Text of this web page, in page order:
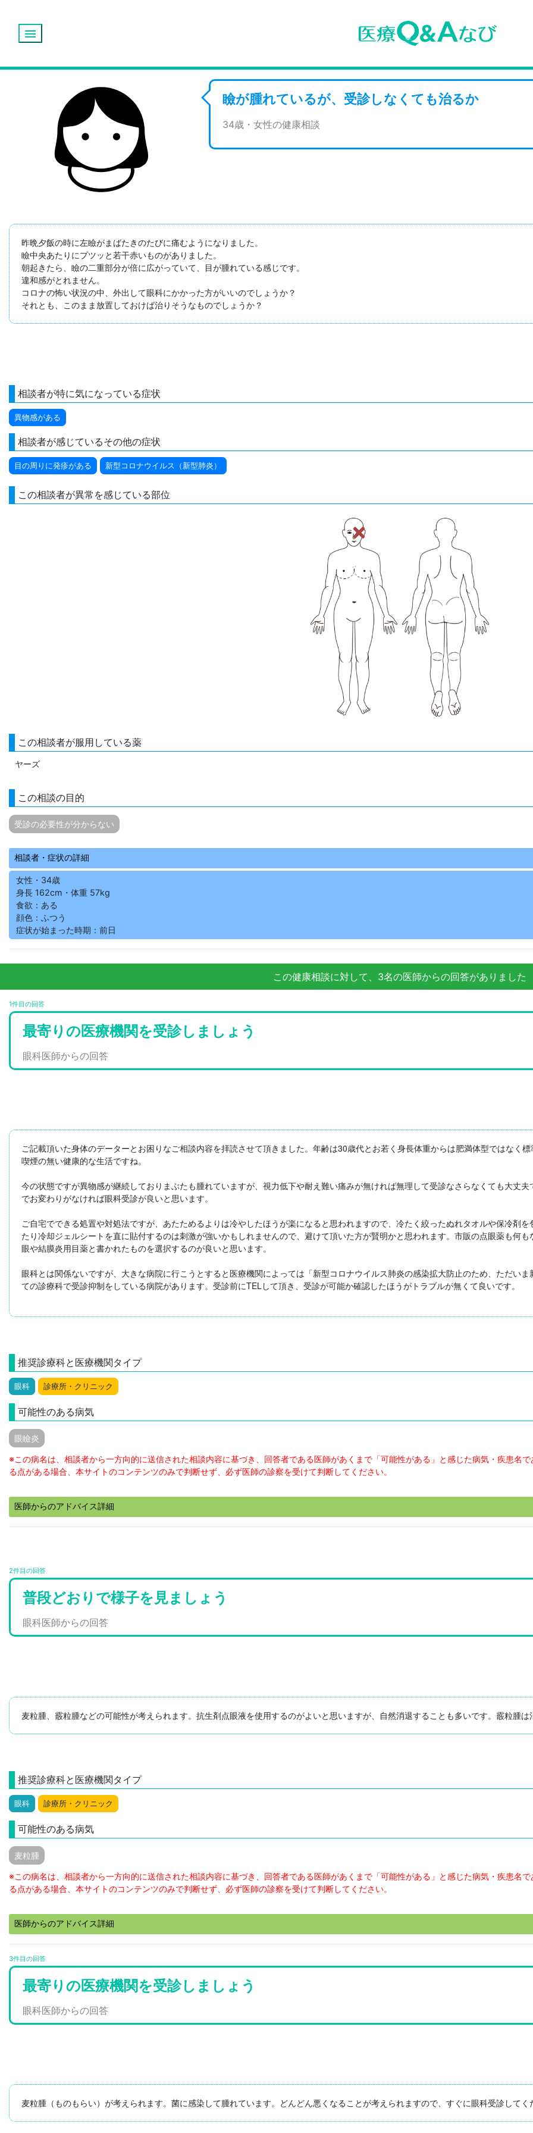
menu
瞼が腫れているが、受診しなくても治るか
34歳・女性の健康相談
昨晩夕飯の時に左瞼がまばたきのたびに痛むようになりました。
瞼中央あたりにプツッと若干赤いものがありました。
朝起きたら、瞼の二重部分が倍に広がっていて、目が腫れている感じです。
違和感がとれません。
コロナの怖い状況の中、外出して眼科にかかった方がいいのでしょうか？
それとも、このまま放置しておけば治りそうなものでしょうか？
相談者が特に気になっている症状
異物感がある
相談者が感じているその他の症状
目の周りに発疹がある 新型コロナウイルス（新型肺炎）
この相談者が異常を感じている部位
この相談者が服用している薬
ヤーズ
この相談の目的
受診の必要性が分からない
相談者・症状の詳細
女性・34歳
身長 162cm・体重 57kg
食欲：ある
顔色：ふつう
症状が始まった時期：前日
この健康相談に対して、3名の医師からの回答がありました
1件目の回答
最寄りの医療機関を受診しましょう
眼科医師からの回答
ご記載頂いた身体のデーターとお困りなご相談内容を拝読させて頂きました。年齢は30歳代とお若く身長体重からは肥満体型ではなく
喫煙の無い健康的な生活ですね。
今の状態ですが異物感が継続しておりまぶたも腫れていますが、視力低下や耐え難い痛みが無ければ無理して受診なさらなくても大丈
でお変わりがなければ眼科受診が良いと思います。
ご自宅でできる処置や対処法ですが、あたためるよりは冷やしたほうが楽になると思われますので、冷たく絞ったぬれタオルや保冷剤
たり冷却ジェルシートを直に貼付するのは刺激が強いかもしれませんので、避けて頂いた方が賢明かと思われます。市販の点眼薬も何
眼や結膜炎用目薬と書かれたものを選択するのが良いと思います。
眼科とは関係ないですが、大きな病院に行こうとすると医療機関によっては「新型コロナウイルス肺炎の感染拡大防止のため、ただい
ての診療科で受診抑制をしている病院があります。受診前にTELして頂き、受診が可能か確認したほうがトラブルが無くて良いです。
推奨診療科と医療機関タイプ
眼科 診療所・クリニック
可能性のある病気
眼瞼炎
※この病名は、相談者から一方向的に送信された相談内容に基づき、回答者である医師があくまで「可能性がある」と感じた病気・疾患名
る点がある場合、本サイトのコンテンツのみで判断せず、必ず医師の診察を受けて判断してください。
医師からのアドバイス詳細
2件目の回答
普段どおりで様子を見ましょう
眼科医師からの回答
麦粒腫、霰粒腫などの可能性が考えられます。抗生剤点眼液を使用するのがよいと思いますが、自然消退することも多いです。霰粒腫は
推奨診療科と医療機関タイプ
眼科 診療所・クリニック
可能性のある病気
麦粒腫
※この病名は、相談者から一方向的に送信された相談内容に基づき、回答者である医師があくまで「可能性がある」と感じた病気・疾患名
る点がある場合、本サイトのコンテンツのみで判断せず、必ず医師の診察を受けて判断してください。
医師からのアドバイス詳細
3件目の回答
最寄りの医療機関を受診しましょう
眼科医師からの回答
麦粒腫（ものもらい）が考えられます。菌に感染して腫れています。どんどん悪くなることが考えられますので、すぐに眼科受診してく